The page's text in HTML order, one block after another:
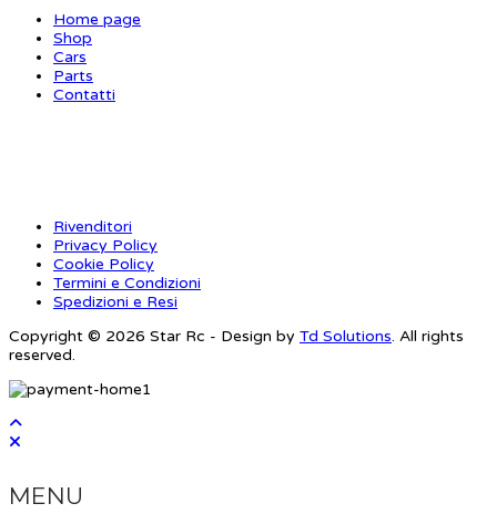
Home page
Shop
Cars
Parts
Contatti
Rivenditori
Privacy Policy
Cookie Policy
Termini e Condizioni
Spedizioni e Resi
Copyright © 2026 Star Rc - Design by Td Solutions. All rights
reserved.
MENU